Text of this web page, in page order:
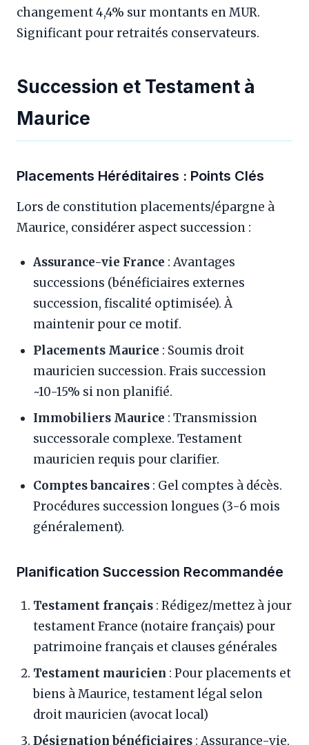
changement 4,4% sur montants en MUR.
Significant pour retraités conservateurs.
Succession et Testament à
Maurice
Placements Héréditaires : Points Clés
Lors de constitution placements/épargne à
Maurice, considérer aspect succession :
Assurance-vie France : Avantages
successions (bénéficiaires externes
succession, fiscalité optimisée). À
maintenir pour ce motif.
Placements Maurice : Soumis droit
mauricien succession. Frais succession
~10-15% si non planifié.
Immobiliers Maurice : Transmission
successorale complexe. Testament
mauricien requis pour clarifier.
Comptes bancaires : Gel comptes à décès.
Procédures succession longues (3-6 mois
généralement).
Planification Succession Recommandée
Testament français : Rédigez/mettez à jour
testament France (notaire français) pour
patrimoine français et clauses générales
Testament mauricien : Pour placements et
biens à Maurice, testament légal selon
droit mauricien (avocat local)
Désignation bénéficiaires : Assurance-vie,